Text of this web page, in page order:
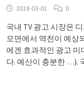
2018-03-01 0
국내 TV 광고 시장은
모면에서 역전이 예상
에겐 효과적인 광고
다. 예산이 충분한 …).